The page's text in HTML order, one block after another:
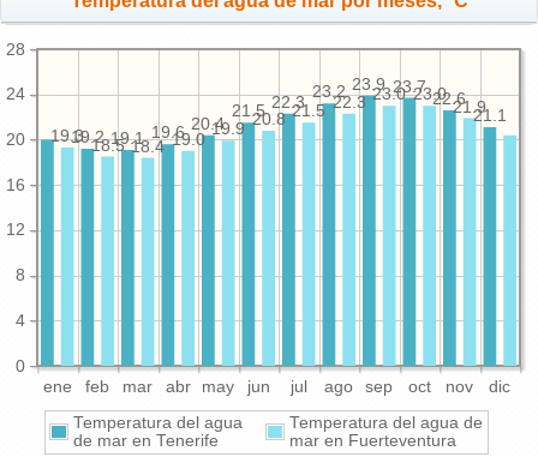
ene feb mar abr may jun jul ago sep oct nov dic
0
4
8
12
16
20
24
28
21.1
22.6
23.7
23.9
23.2
22.3
21.5
20.4
19.6
19.1
19.2
21.9
23.0
23.0
22.3
21.5
20.8
19.9
19.0
18.4
18.5
19.3
Temperatura del agua
de mar en Tenerife
Temperatura del agua de
mar en Fuerteventura